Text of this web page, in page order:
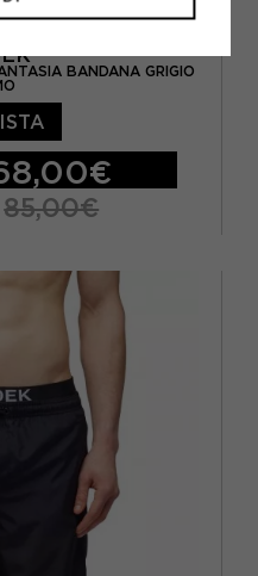
BANDANA GRIGIO
85,00€